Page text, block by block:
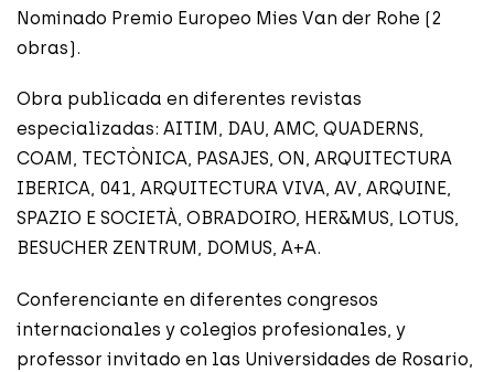
Nominado Premio Europeo Mies Van der Rohe (2
obras).
Obra publicada en diferentes revistas
especializadas: AITIM, DAU, AMC, QUADERNS,
COAM, TECTÒNICA, PASAJES, ON, ARQUITECTURA
IBERICA, 041, ARQUITECTURA VIVA, AV, ARQUINE,
SPAZIO E SOCIETÀ, OBRADOIRO, HER&MUS, LOTUS,
BESUCHER ZENTRUM, DOMUS, A+A.
Conferenciante en diferentes congresos
internacionales y colegios profesionales, y
professor invitado en las Universidades de Rosario,